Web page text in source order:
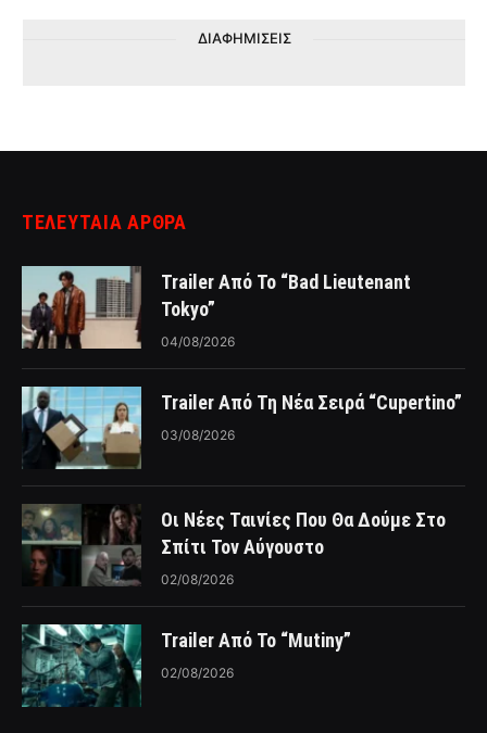
ΔΙΑΦΗΜΙΣΕΙΣ
ΤΕΛΕΥΤΑΙΑ ΑΡΘΡΑ
Trailer Από Το “Bad Lieutenant
Tokyo”
04/08/2026
Trailer Από Τη Νέα Σειρά “Cupertino”
03/08/2026
Οι Νέες Ταινίες Που Θα Δούμε Στο
Σπίτι Τον Αύγουστο
02/08/2026
Trailer Από Το “Mutiny”
02/08/2026